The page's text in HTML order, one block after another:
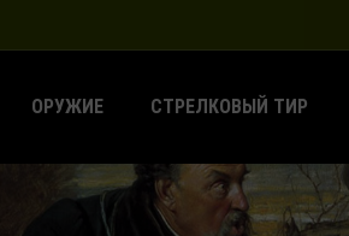
ОРУЖИЕ СТРЕЛКОВЫЙ ТИР